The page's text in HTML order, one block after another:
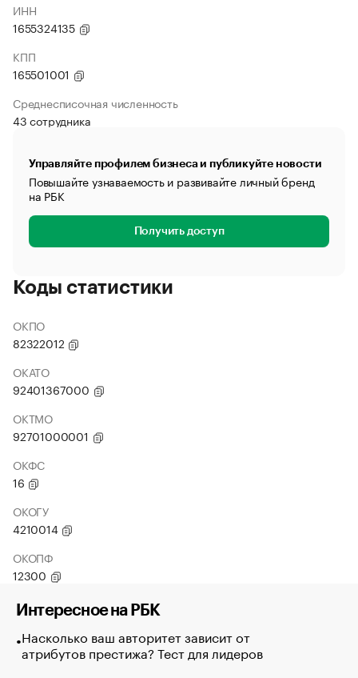
ИНН
1655324135
КПП
165501001
Среднесписочная численность
43 сотрудника
Управляйте профилем бизнеса и публикуйте новости
Повышайте узнаваемость и развивайте личный бренд
на РБК
Получить доступ
Коды статистики
ОКПО
82322012
ОКАТО
92401367000
ОКТМО
92701000001
ОКФС
16
ОКОГУ
4210014
ОКОПФ
12300
Интересное на РБК
Насколько ваш авторитет зависит от
атрибутов престижа? Тест для лидеров